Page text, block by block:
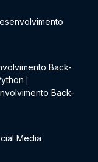
Back-
Back-
Media